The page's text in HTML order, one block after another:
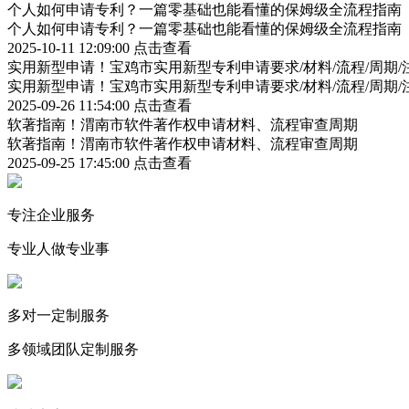
个人如何申请专利？一篇零基础也能看懂的保姆级全流程指南
个人如何申请专利？一篇零基础也能看懂的保姆级全流程指南
2025-10-11 12:09:00 点击查看
实用新型申请！宝鸡市实用新型专利申请要求/材料/流程/周期/
实用新型申请！宝鸡市实用新型专利申请要求/材料/流程/周期/
2025-09-26 11:54:00 点击查看
软著指南！渭南市软件著作权申请材料、流程审查周期
软著指南！渭南市软件著作权申请材料、流程审查周期
2025-09-25 17:45:00 点击查看
专注企业服务
专业人做专业事
多对一定制服务
多领域团队定制服务